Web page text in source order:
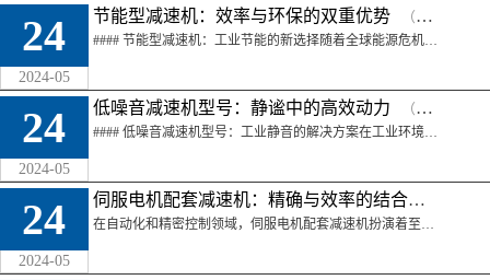
24
2024-05
节能型减速机：效率与环保的双重优势 （阅读浏览量:231）
24
2024-05
低噪音减速机型号：静谧中的高效动力 （阅读浏览量:236）
24
2024-05
伺服电机配套减速机：精确与效率的结合（阅读浏